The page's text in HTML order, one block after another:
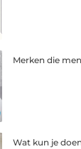
Merken die
Wat kun je